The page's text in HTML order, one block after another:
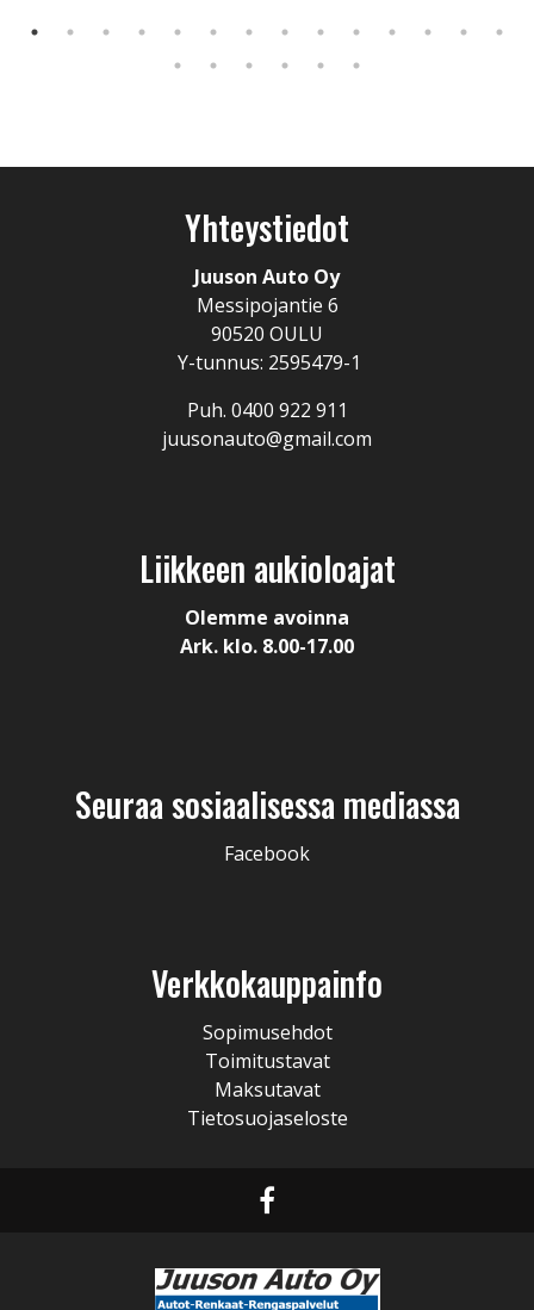
Yhteystiedot
Juuson Auto Oy
Messipojantie 6
90520 OULU
Y-tunnus: 2595479-1
Puh. 0400 922 911
juusonauto@gmail.com
Liikkeen aukioloajat
Olemme avoinna
Ark. klo. 8.00-17.00
Seuraa sosiaalisessa mediassa
Facebook
Verkkokauppainfo
Sopimusehdot
Toimitustavat
Maksutavat
Tietosuojaseloste